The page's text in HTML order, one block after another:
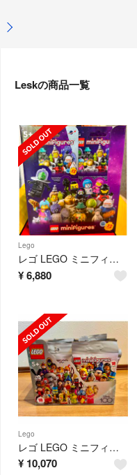
Leskの商品一覧
Lego
レゴ LEGO ミニフィグ 71046 12種類 全種 シリーズ26 セット
¥6,880
Lego
レゴ LEGO ミニフィグ ディズニー 100 71038 コンプリート18種類
¥ 10,070